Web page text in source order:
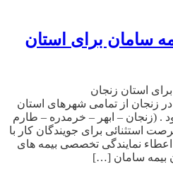
سامان برای استان
استان زنجان
زنجان از تمامی شهرهای استان
. (زنجان – ابهر – خرمدره – طارم
استثنائی برای جویندگان کار با
اعطاء نمایندگی تخصصی بیمه های
بیمه سامان […]